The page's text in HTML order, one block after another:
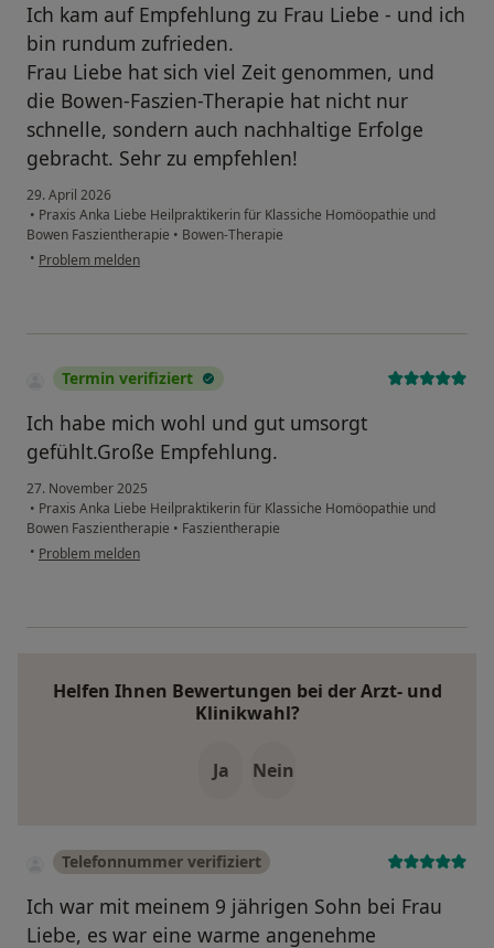
Ich kam auf Empfehlung zu Frau Liebe - und ich
bin rundum zufrieden.
Frau Liebe hat sich viel Zeit genommen, und
die Bowen-Faszien-Therapie hat nicht nur
schnelle, sondern auch nachhaltige Erfolge
gebracht. Sehr zu empfehlen!
29. April 2026
• Praxis Anka Liebe Heilpraktikerin für Klassiche Homöopathie und
Bowen Faszientherapie • Bowen-Therapie
• Problem melden
Termin verifiziert
Ich habe mich wohl und gut umsorgt
gefühlt.Große Empfehlung.
27. November 2025
• Praxis Anka Liebe Heilpraktikerin für Klassiche Homöopathie und
Bowen Faszientherapie • Faszientherapie
• Problem melden
Helfen Ihnen Bewertungen bei der Arzt- und
Klinikwahl?
Ja Nein
Telefonnummer verifiziert
Ich war mit meinem 9 jährigen Sohn bei Frau
Liebe, es war eine warme angenehme